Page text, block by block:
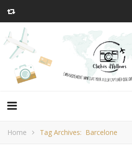
Home Tag Archives: Barcelone